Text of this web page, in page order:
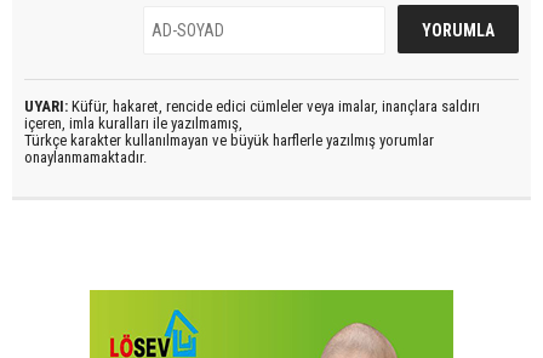
UYARI: Küfür, hakaret, rencide edici cümleler veya imalar, inançlara saldırı
içeren, imla kuralları ile yazılmamış,
Türkçe karakter kullanılmayan ve büyük harflerle yazılmış yorumlar
onaylanmamaktadır.